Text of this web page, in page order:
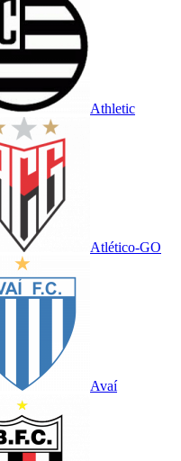
Athletic
Atlético-GO
Avaí